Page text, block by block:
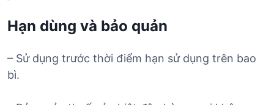
Hạn dùng và bảo quản
– Sử dụng trước thời điểm hạn sử dụng trên bao
bì.